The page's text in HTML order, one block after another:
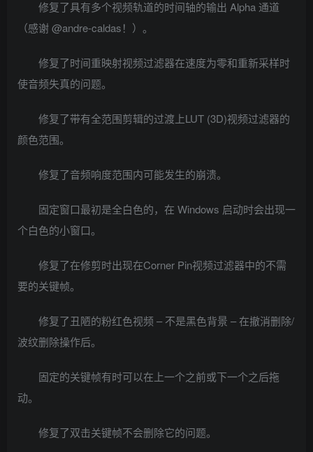
修复了具有多个视频轨道的时间轴的输出 Alpha 通道
（感谢 @andre-caldas！）。
修复了时间重映射视频过滤器在速度为零和重新采样时
使音频失真的问题。
修复了带有全范围剪辑的过渡上LUT (3D)视频过滤器的
颜色范围。
修复了音频响度范围内可能发生的崩溃。
固定窗口最初是全白色的，在 Windows 启动时会出现一
个白色的小窗口。
修复了在修剪时出现在Corner Pin视频过滤器中的不需
要的关键帧。
修复了丑陋的粉红色视频 – 不是黑色背景 – 在撤消删除/
波纹删除操作后。
固定的关键帧有时可以在上一个之前或下一个之后拖
动。
修复了双击关键帧不会删除它的问题。